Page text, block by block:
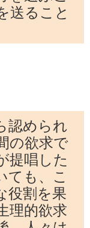
送ること
認められ
の欲求で
提唱した
ても、こ
役割を果
理的欲求